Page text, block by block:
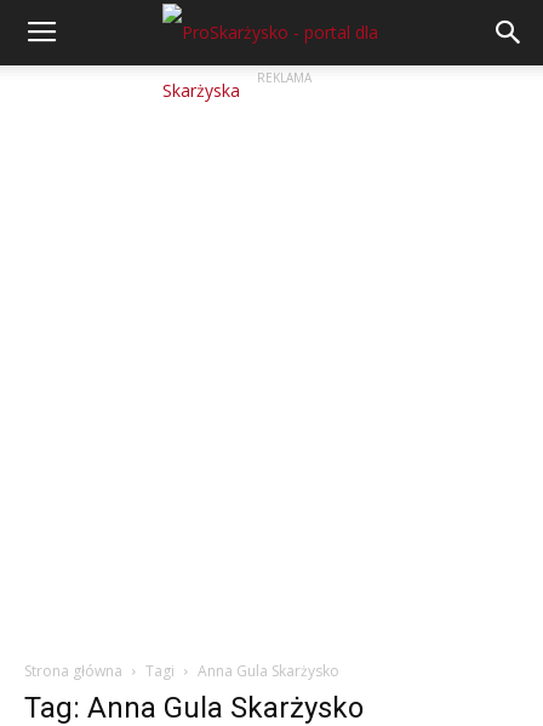
REKLAMA
Strona główna Tagi Anna Gula Skarżysko
Tag: Anna Gula Skarżysko